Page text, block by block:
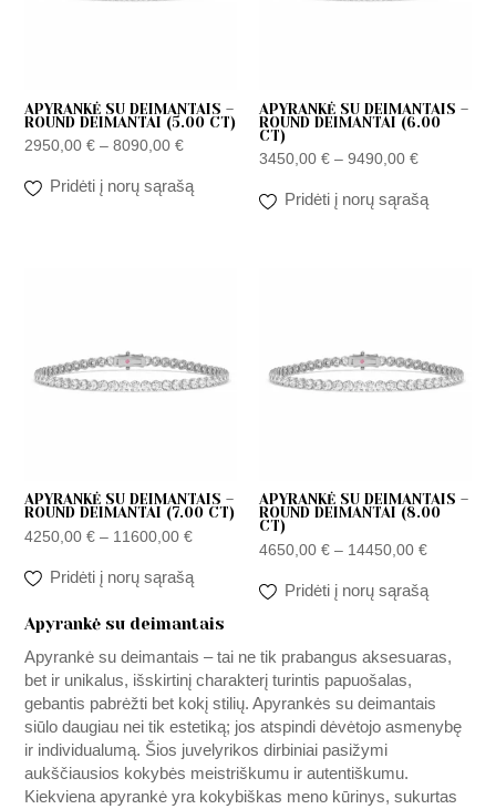
APYRANKĖ SU DEIMANTAIS –
ROUND DEIMANTAI (5.00 CT)
2950,00€ – 8090,00€
Pridėti į norų sąrašą
APYRANKĖ SU DEIMANTAIS –
ROUND DEIMANTAI (6.00
CT)
3450,00 € – 9490,00 €
Pridėti į norų sąrašą
APYRANKĖ SU DEIMANTAIS –
ROUND DEIMANTAI (7.00 CT)
4250,00€ – 11600,00€
Pridėti į norų sąrašą
APYRANKĖ SU DEIMANTAIS –
ROUND DEIMANTAI (8.00
CT)
4650,00 € – 14450,00 €
Pridėti į norų sąrašą
Apyrankė su deimantais
Apyrankė su deimantais – tai ne tik prabangus aksesuaras,
bet ir unikalus, išskirtinį charakterį turintis papuošalas,
gebantis pabrėžti bet kokį stilių. Apyrankės su deimantais
siūlo daugiau nei tik estetiką; jos atspindi dėvėtojo asmenybę
ir individualumą. Šios juvelyrikos dirbiniai pasižymi
aukščiausios kokybės meistriškumu ir autentiškumu.
Kiekviena apyrankė yra kokybiškas meno kūrinys, sukurtas